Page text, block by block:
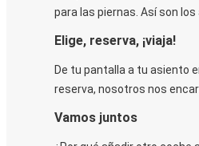
para las piernas. Así son
Elige, reserva, ¡viaja!
De tu pantalla a tu asiento
reserva, nosotros nos
Vamos juntos